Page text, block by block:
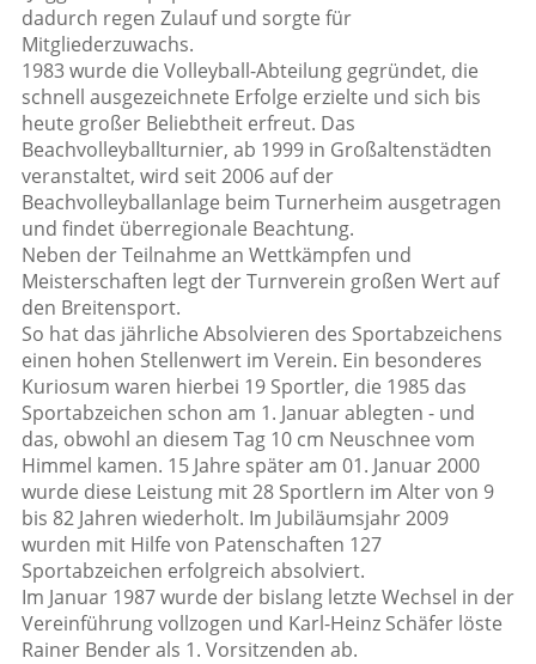
dadurch regen Zulauf und sorgte für
Mitgliederzuwachs.
1983 wurde die Volleyball-Abteilung gegründet, die
schnell ausgezeichnete Erfolge erzielte und sich bis
heute großer Beliebtheit erfreut. Das
Beachvolleyballturnier, ab 1999 in Großaltenstädten
veranstaltet, wird seit 2006 auf der
Beachvolleyballanlage beim Turnerheim ausgetragen
und findet überregionale Beachtung.
Neben der Teilnahme an Wettkämpfen und
Meisterschaften legt der Turnverein großen Wert auf
den Breitensport.
So hat das jährliche Absolvieren des Sportabzeichens
einen hohen Stellenwert im Verein. Ein besonderes
Kuriosum waren hierbei 19 Sportler, die 1985 das
Sportabzeichen schon am 1. Januar ablegten - und
das, obwohl an diesem Tag 10 cm Neuschnee vom
Himmel kamen. 15 Jahre später am 01. Januar 2000
wurde diese Leistung mit 28 Sportlern im Alter von 9
bis 82 Jahren wiederholt. Im Jubiläumsjahr 2009
wurden mit Hilfe von Patenschaften 127
Sportabzeichen erfolgreich absolviert.
Im Januar 1987 wurde der bislang letzte Wechsel in der
Vereinführung vollzogen und Karl-Heinz Schäfer löste
Rainer Bender als 1. Vorsitzenden ab.